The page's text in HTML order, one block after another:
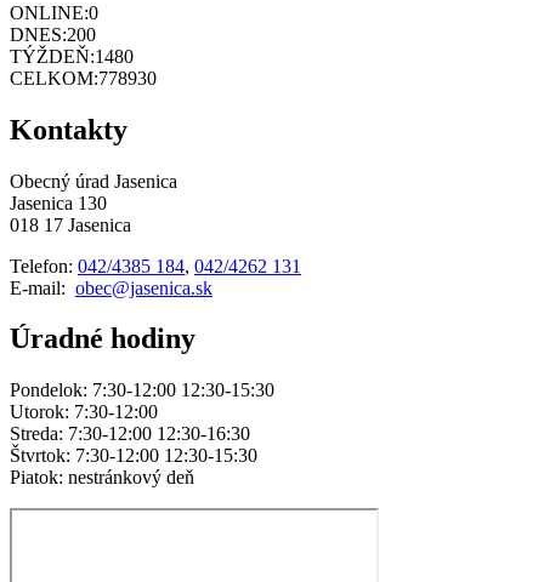
ONLINE:0
DNES:200
TÝŽDEŇ:1480
CELKOM:778930
Kontakty
Obecný úrad Jasenica
Jasenica 130
018 17 Jasenica
Telefon: 042/4385 184, 042/4262 131
E-mail: obec@jasenica.sk
Úradné hodiny
Pondelok: 7:30-12:00 12:30-15:30
Utorok: 7:30-12:00
Streda: 7:30-12:00 12:30-16:30
Štvrtok: 7:30-12:00 12:30-15:30
Piatok: nestránkový deň